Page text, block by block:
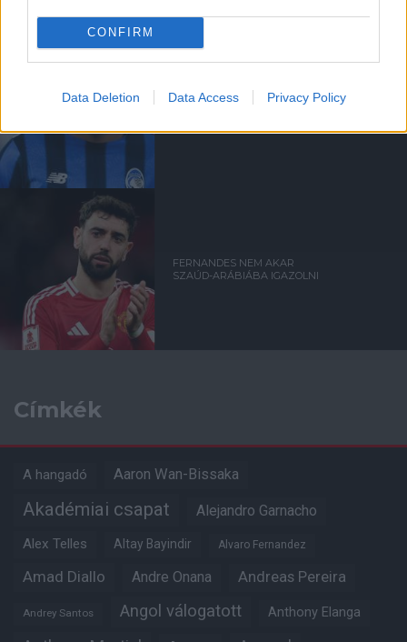
CONFIRM
Data Deletion Data Access Privacy Policy
EGYEZSÉG SZÜLETETT
FERNANDES NEM AKAR
SZAÚD-ARÁBIÁBA IGAZOLNI
Címkék
A hangadó Aaron Wan-Bissaka
Akadémiai csapat Alejandro Garnacho
Alex Telles Altay Bayindir Alvaro Fernandez
Amad Diallo Andre Onana Andreas Pereira
Andrey Santos Angol válogatott Anthony Elanga